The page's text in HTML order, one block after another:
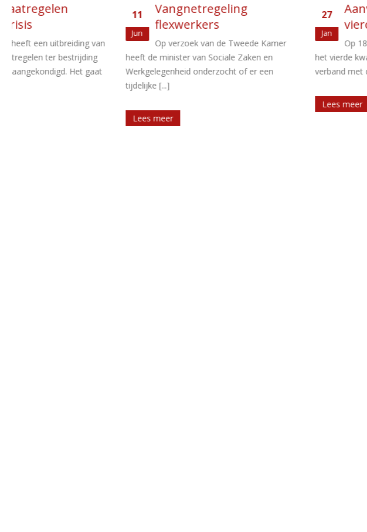
11
Vangnetregeling
Op verzoek van de Tweede Kamer
heeft de minister van Sociale Zaken en
Werkgelegenheid onderzocht of er een
27
Aanvraagperiode TVL
vierde kwartaal
Op 18 december 2021 is de TVL
het vierde kwartaal van 2021
verband met de daarna [...]